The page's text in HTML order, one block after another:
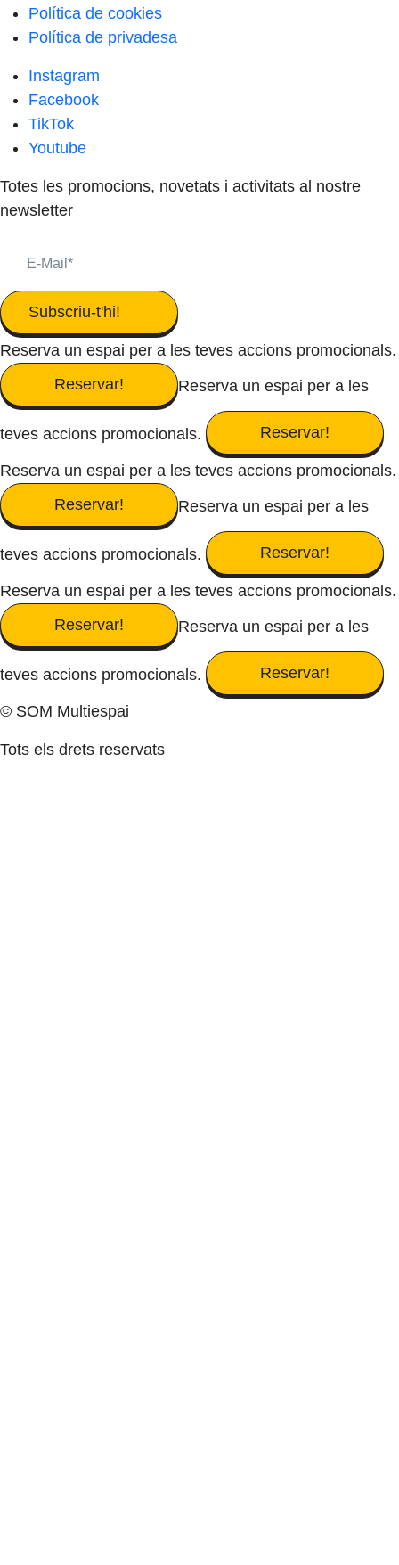
Política de cookies
Política de privadesa
Instagram
Facebook
TikTok
Youtube
Totes les promocions, novetats i activitats al nostre
newsletter
Subscriu-t'hi!
Reserva un espai per a les teves accions promocionals.
Reservar!
Reserva un espai per a les
teves accions promocionals. Reservar!
Reserva un espai per a les teves accions promocionals.
Reservar!
Reserva un espai per a les
teves accions promocionals. Reservar!
Reserva un espai per a les teves accions promocionals.
Reservar!
Reserva un espai per a les
teves accions promocionals. Reservar!
© SOM Multiespai
Tots els drets reservats